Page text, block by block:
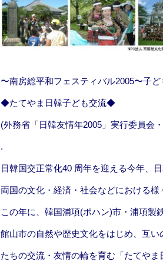
〜南房総平和フェスティバル2005〜子
◆たてやま日韓子ども交流◆
(外務省「日韓友情年2005」実行委員会
.
日韓国交正常化40 周年を迎える今年、
両国の文化・経済・社会などにおける
この年に、韓国浦項(ポハン)市・浦項製
館山市の自然や歴史文化をはじめ、互
たちの交流・友情の輪を育む「たてやま